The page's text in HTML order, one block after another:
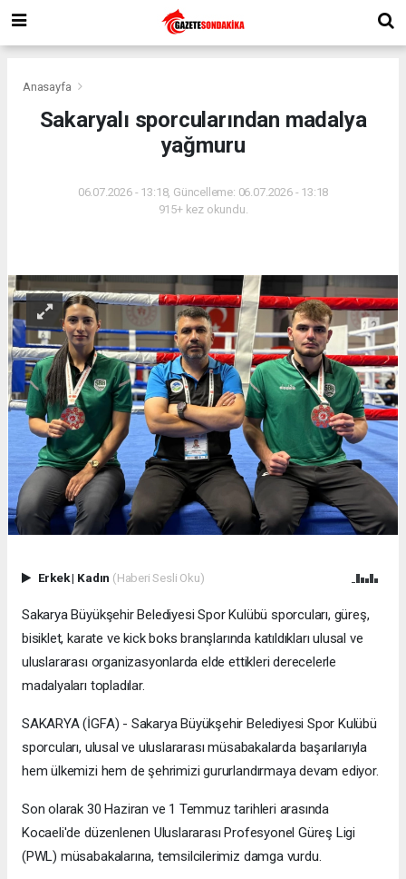
Anasayfa
Sakaryalı sporcularından madalya
yağmuru
06.07.2026 - 13:18, Güncelleme: 06.07.2026 - 13:18
915+ kez okundu.
Erkek| Kadın (Haberi Sesli Oku)
Sakarya Büyükşehir Belediyesi Spor Kulübü sporcuları, güreş,
bisiklet, karate ve kick boks branşlarında katıldıkları ulusal ve
uluslararası organizasyonlarda elde ettikleri derecelerle
madalyaları topladılar.
SAKARYA (İGFA) - Sakarya Büyükşehir Belediyesi Spor Kulübü
sporcuları, ulusal ve uluslararası müsabakalarda başarılarıyla
hem ülkemizi hem de şehrimizi gururlandırmaya devam ediyor.
Son olarak 30 Haziran ve 1 Temmuz tarihleri arasında
Kocaeli'de düzenlenen Uluslararası Profesyonel Güreş Ligi
(PWL) müsabakalarına, temsilcilerimiz damga vurdu.